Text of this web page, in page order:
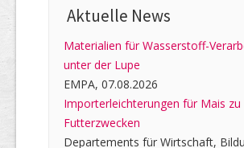
Aktuelle News
Materialien für Wasserstoff-
unter der Lupe
EMPA, 07.08.2026
Importerleichterungen für Mais zu
Futterzwecken
Departements für Wirtschaft,